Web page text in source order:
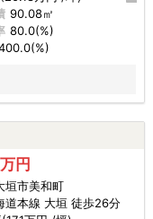
90.08㎡
80.0(%)
円
垣市美和町
道本線 大垣 徒歩26分